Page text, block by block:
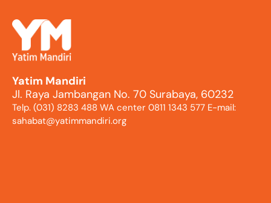
Yatim Mandiri
Jl. Raya Jambangan No. 70 Surabaya, 60232
Telp. (031) 8283 488 WA center 0811 1343 577 E-mail:
sahabat@yatimmandiri.org